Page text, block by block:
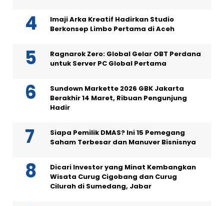
Imaji Arka Kreatif Hadirkan Studio
Berkonsep Limbo Pertama di Aceh
Ragnarok Zero: Global Gelar OBT Perdana
untuk Server PC Global Pertama
Sundown Markette 2026 GBK Jakarta
Berakhir 14 Maret, Ribuan Pengunjung
Hadir
Siapa Pemilik DMAS? Ini 15 Pemegang
Saham Terbesar dan Manuver Bisnisnya
Dicari Investor yang Minat Kembangkan
Wisata Curug Cigobang dan Curug
Cilurah di Sumedang, Jabar